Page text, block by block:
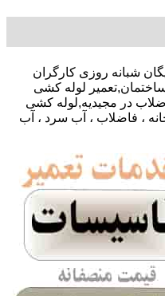
رایگان شبانه روزی کارگران
لوله کشی
در مجیدیه,لوله کشی
، فاضلاب ، آب سرد ، آب